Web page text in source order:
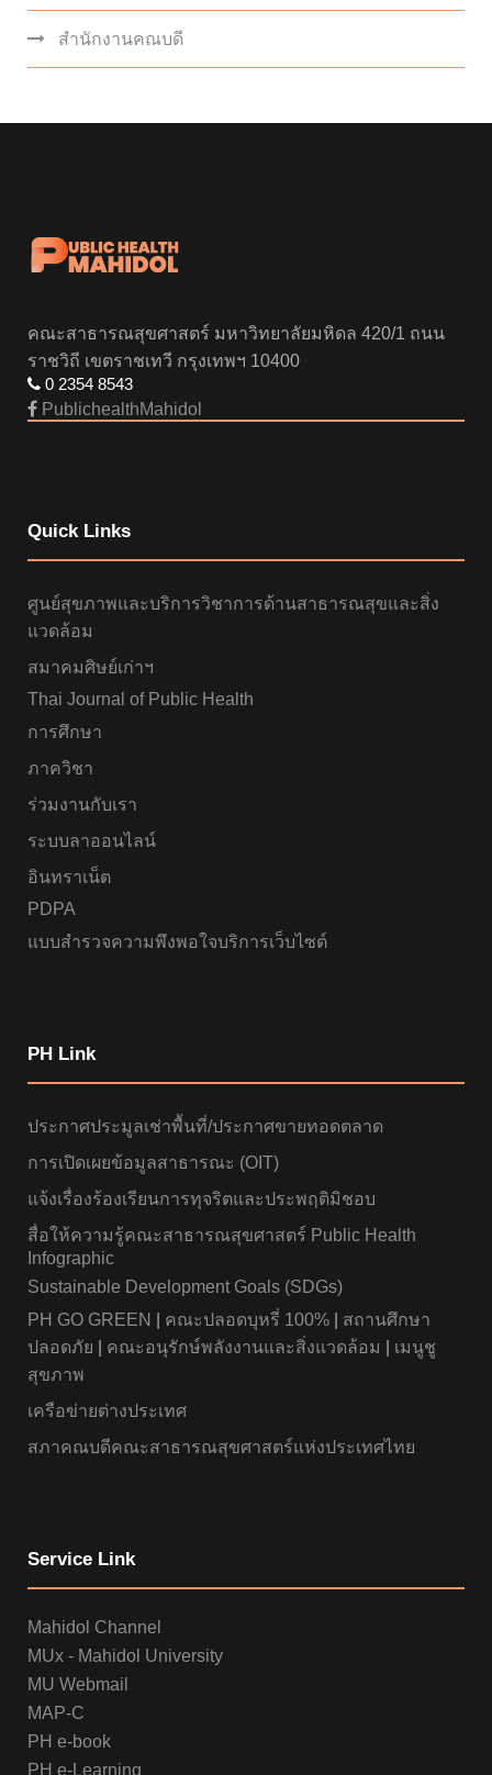
สำนักงานคณบดี
คณะสาธารณสุขศาสตร์ มหาวิทยาลัยมหิดล 420/1 ถนน
ราชวิถี เขตราชเทวี กรุงเทพฯ 10400
0 2354 8543
PublichealthMahidol
Quick Links
ศูนย์สุขภาพและบริการวิชาการด้านสาธารณสุขและสิ่ง
แวดล้อม
สมาคมศิษย์เก่าฯ
Thai Journal of Public Health
การศึกษา
ภาควิชา
ร่วมงานกับเรา
ระบบลาออนไลน์
อินทราเน็ต
PDPA
แบบสำรวจความพึงพอใจบริการเว็บไซต์
PH Link
ประกาศประมูลเช่าพื้นที่/ประกาศขายทอดตลาด
การเปิดเผยข้อมูลสาธารณะ (OIT)
แจ้งเรื่องร้องเรียนการทุจริตและประพฤติมิชอบ
สื่อให้ความรู้คณะสาธารณสุขศาสตร์ Public Health
Infographic
Sustainable Development Goals (SDGs)
PH GO GREEN
คณะปลอดบุหรี่ 100%
สถานศึกษา
ปลอดภัย
คณะอนุรักษ์พลังงานและสิ่งแวดล้อม
เมนูชู
สุขภาพ
เครือข่ายต่างประเทศ
สภาคณบดีคณะสาธารณสุขศาสตร์แห่งประเทศไทย
Service Link
Mahidol Channel
MUx - Mahidol University
MU Webmail
MAP-C
PH e-book
PH e-Learning